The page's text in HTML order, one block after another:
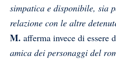
simpatica e disponibile, sia
relazione con le altre
M. afferma invece di essere
amica dei personaggi del